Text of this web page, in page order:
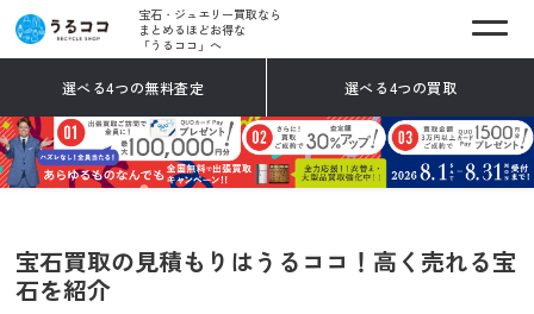
宝石・ジュエリー買取なら
まとめるほどお得な
「うるココ」へ
選べる4つの無料査定 選べる4つの買取
宝石買取の見積もりはうるココ！高く売れる宝
石を紹介